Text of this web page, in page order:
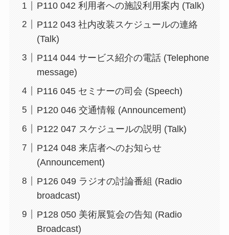
P110 042 利用者への施設利用案内 (Talk)
P112 043 社内改装スケジュールの連絡
(Talk)
P114 044 サービス紹介の電話 (Telephone
message)
P116 045 セミナーの司会 (Speech)
P120 046 交通情報 (Announcement)
P122 047 スケジュールの説明 (Talk)
P124 048 来店者へのお知らせ
(Announcement)
P126 049 ラジオの討論番組 (Radio
broadcast)
P128 050 美術展覧会の告知 (Radio
Broadcast)